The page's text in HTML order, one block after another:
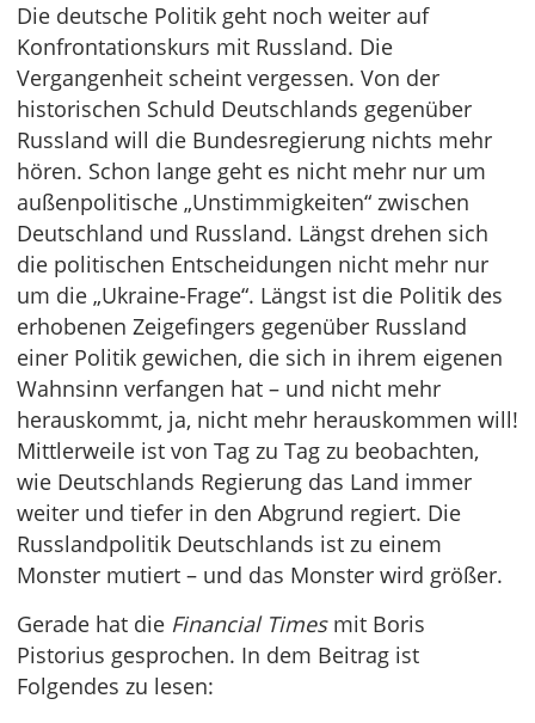
Die deutsche Politik geht noch weiter auf
Konfrontationskurs mit Russland. Die
Vergangenheit scheint vergessen. Von der
historischen Schuld Deutschlands gegenüber
Russland will die Bundesregierung nichts mehr
hören. Schon lange geht es nicht mehr nur um
außenpolitische „Unstimmigkeiten“ zwischen
Deutschland und Russland. Längst drehen sich
die politischen Entscheidungen nicht mehr nur
um die „Ukraine-Frage“. Längst ist die Politik des
erhobenen Zeigefingers gegenüber Russland
einer Politik gewichen, die sich in ihrem eigenen
Wahnsinn verfangen hat – und nicht mehr
herauskommt, ja, nicht mehr herauskommen will!
Mittlerweile ist von Tag zu Tag zu beobachten,
wie Deutschlands Regierung das Land immer
weiter und tiefer in den Abgrund regiert. Die
Russlandpolitik Deutschlands ist zu einem
Monster mutiert – und das Monster wird größer.
Gerade hat die Financial Timesmit Boris
Pistorius gesprochen. In dem Beitrag ist
Folgendes zu lesen: